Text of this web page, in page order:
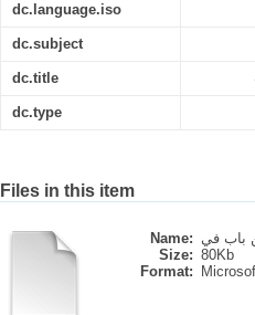
dc.language.iso
dc.subject
dc.title
dc.type
Files in this item
Name:
Size: 80Kb
Format: